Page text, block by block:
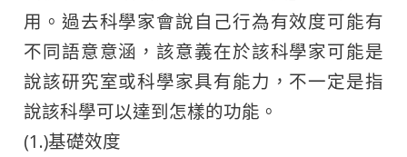
用。過去科學家會說自己行為有效度可能有
不同語意意涵，該意義在於該科學家可能是
說該研究室或科學家具有能力，不一定是指
說該科學可以達到怎樣的功能。
(1.)基礎效度